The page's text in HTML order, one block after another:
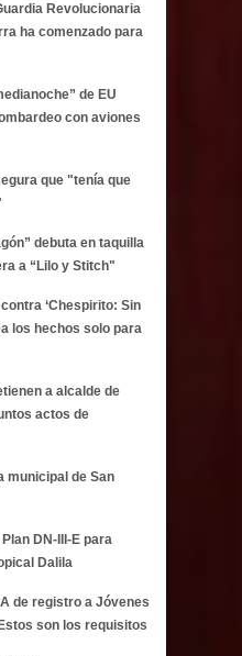
Revolucionaria
ha comenzado para
de EU
con aviones
que "tenía que
debuta en taquilla
a “Lilo y Stitch"
‘Chespirito: Sin
los hechos solo para
a alcalde de
actos de
municipal de San
DN-III-E para
Dalila
de registro a Jóvenes
son los requisitos